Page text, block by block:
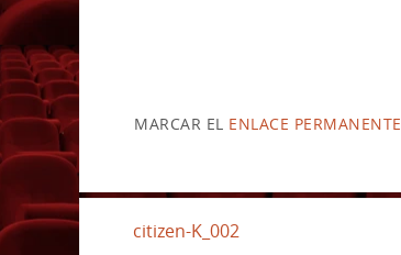
MARCAR EL ENLACE PERMANENTE
citizen-K_002